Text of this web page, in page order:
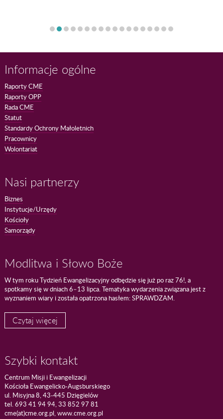
Informacje ogólne
Raporty CME
Raporty OPP
Rada CME
Statut
Standardy Ochrony Małoletnich
Pracownicy
Wolontariat
Nasi partnerzy
Biznes
Instytucje/Urzędy
Kościoły
Samorządy
Modlitwa i Słowo Boże
W tym roku Tydzień Ewangelizacyjny odbędzie się już po raz 76!, a
spotkamy się w dniach 6–13 lipca. Tematyka wydarzenia związana jest z
wyznaniem wiary i została opatrzona hasłem: SPRAWDZAM.
Czytaj więcej
Szybki kontakt
Centrum Misji i Ewangelizacji
Kościoła Ewangelicko-Augsburskiego
ul. Misyjna 8, 43-445 Dzięgielów
tel. 693 41 94 94, 33 852 97 81
cme(at)cme.org.pl, www.cme.org.pl